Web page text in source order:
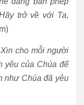
trở về với Ta,
cho mỗi người
yêu của Chúa để
như Chúa đã yêu